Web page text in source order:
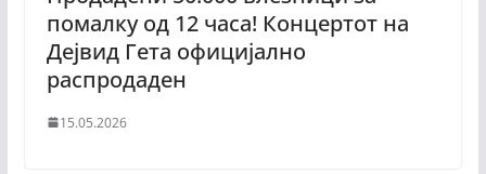
помалку од 12 часа! Концертот на
Дејвид Гета официјално
распродаден
15.05.2026